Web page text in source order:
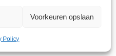
Voorkeuren opslaan
Policy